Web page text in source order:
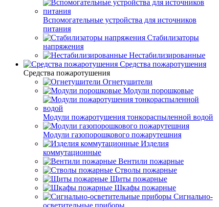
Вспомогательные устройства для источников
питания
Стабилизаторы
напряжения
Нестабилизированные
Средства пожаротушения
Средства пожаротушения
Огнетушители
Модули порошковые
Модули пожаротушения тонкораспыленной водой
Модули газопорошкового пожарутешния
Изделия
коммутационные
Вентили пожарные
Стволы пожарные
Щиты пожарные
Шкафы пожарные
Сигнально-
осветительные приборы